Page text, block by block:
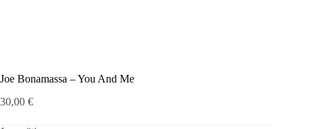
Joe Bonamassa – You And Me
30,00 €